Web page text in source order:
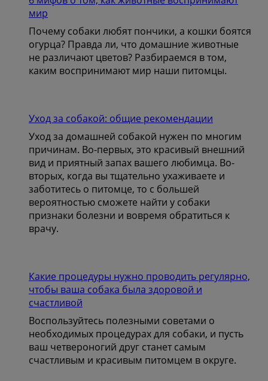
мир
Почему собаки любят пончики, а кошки боятся
огурца? Правда ли, что домашние животные
не различают цветов? Разбираемся в том,
каким воспринимают мир наши питомцы.
Уход за собакой: общие рекомендации
Уход за домашней собакой нужен по многим
причинам. Во-первых, это красивый внешний
вид и приятный запах вашего любимца. Во-
вторых, когда вы тщательно ухаживаете и
заботитесь о питомце, то с большей
вероятностью сможете найти у собаки
признаки болезни и вовремя обратиться к
врачу.
Какие процедуры нужно проводить регулярно,
чтобы ваша собака была здоровой и
счастливой
Воспользуйтесь полезными советами о
необходимых процедурах для собаки, и пусть
ваш четвероногий друг станет самым
счастливым и красивым питомцем в округе.